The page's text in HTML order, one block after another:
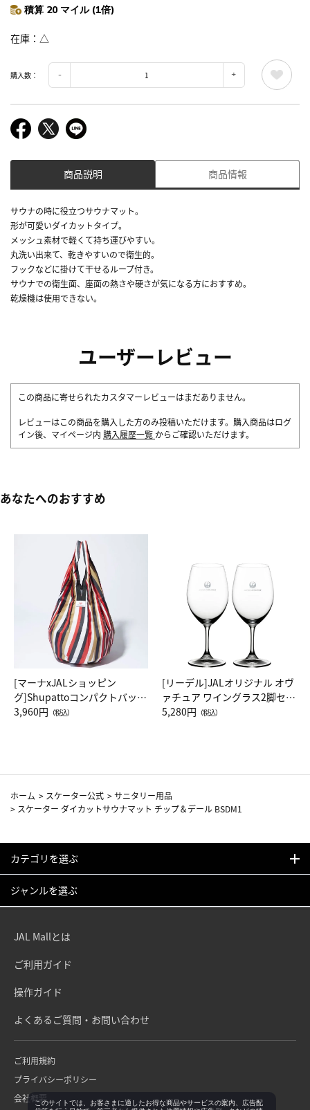
積算 20 マイル (1倍)
在庫 △
購入数：
商品説明 商品情報
サウナの時に役立つサウナマット。
形が可愛いダイカットタイプ。
メッシュ素材で軽くて持ち運びやすい。
丸洗い出来て、乾きやすいので衛生的。
フックなどに掛けて干せるループ付き。
サウナでの衛生面、座面の熱さや硬さが気になる方におすすめ。
乾燥機は使用できない。
ユーザーレビュー
この商品に寄せられたカスタマーレビューはまだありません。
レビューはこの商品を購入した方のみ投稿いただけます。購入商品はログ
イン後、マイページ内 購入履歴一覧 からご確認いただけます。
あなたへのおすすめ
[マーナxJALショッピン
グ]Shupattoコンパクトバッグ
Drop JAL客室乗務員（LC）ス
3,960円 （税込）
[リーデル]JALオリジナル オヴ
ァチュア ワイングラス2脚セッ
ト（レッドワイン）
5,280円 （税込）
ホーム > スケーター公式 >サニタリー用品
> スケーター ダイカットサウナマット チップ＆デール BSDM1
カテゴリを選ぶ
ジャンルを選ぶ
JAL Mallとは
ご利用ガイド
操作ガイド
よくあるご質問・お問い合わせ
ご利用規約
プライバシーポリシー
会社概要このサイトでは、お客さまに適したお得な商品やサービスの案内、広告配